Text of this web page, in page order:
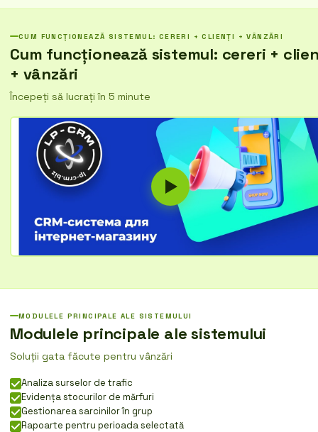
eficiența operatorilor. Creșteți satisfacția clienților!
CUM FUNCȚIONEAZĂ SISTEMUL: CERERI + CLIENȚI + VÂNZĂRI
Cum funcționează sistemul: cereri +
+ vânzări
Începeți să lucrați în 5 minute
MODULELE PRINCIPALE ALE SISTEMULUI
Modulele principale ale sistemului
Soluții gata făcute pentru vânzări
Analiza surselor de trafic
Evidența stocurilor de mărfuri
Gestionarea sarcinilor în grup
Rapoarte pentru perioada selectată